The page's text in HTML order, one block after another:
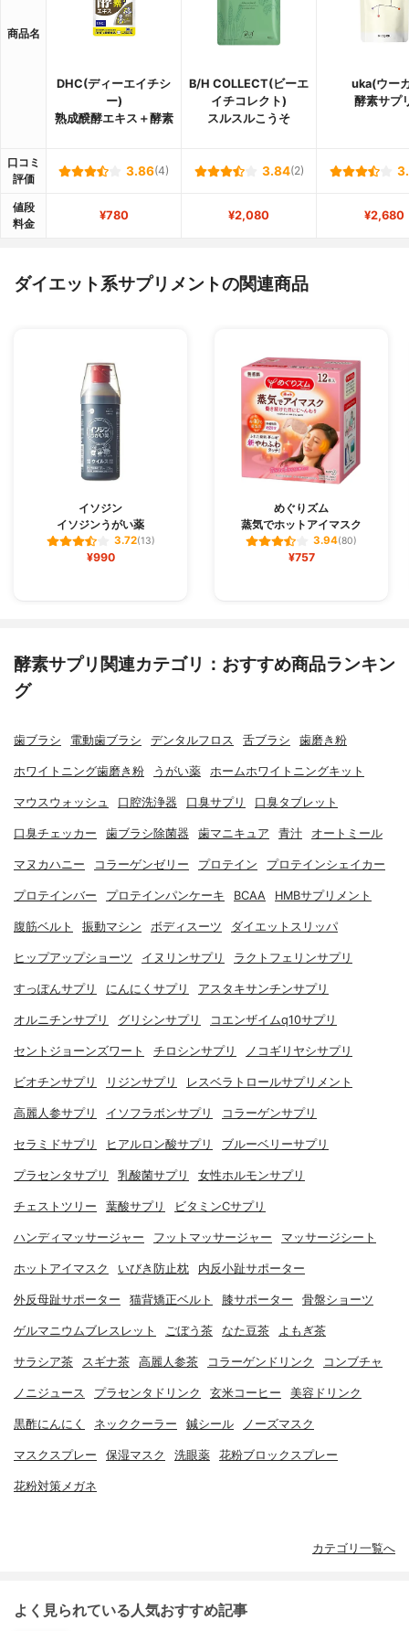
商品名
DHC(ディーエイチシ
ー)
熟成醗酵エキス＋酵素
B/H COLLECT(ビーエ
イチコレクト)
スルスルこうそ
uka(ウー
酵素サプ
口コミ
評価
3.86(4) 3.84(2)
値段
料金
¥780 ¥2,080 ¥2,680
ダイエット系サプリメントの関連商品
イソジン
イソジンうがい薬
3.72(13)
¥990
めぐりズム
蒸気でホットアイマスク
3.94(80)
¥757
酵素サプリ関連カテゴリ：おすすめ商品ランキン
グ
歯ブラシ 電動歯ブラシ デンタルフロス 舌ブラシ 歯磨き粉
ホワイトニング歯磨き粉 うがい薬 ホームホワイトニングキット
マウスウォッシュ 口腔洗浄器 口臭サプリ 口臭タブレット
口臭チェッカー 歯ブラシ除菌器 歯マニキュア 青汁 オートミール
マヌカハニー コラーゲンゼリー プロテイン プロテインシェイカー
プロテインバー プロテインパンケーキ BCAA HMBサプリメント
腹筋ベルト 振動マシン ボディスーツ ダイエットスリッパ
ヒップアップショーツ イヌリンサプリ ラクトフェリンサプリ
すっぽんサプリ にんにくサプリ アスタキサンチンサプリ
オルニチンサプリ グリシンサプリ コエンザイムq10サプリ
セントジョーンズワート チロシンサプリ ノコギリヤシサプリ
ビオチンサプリ リジンサプリ レスベラトロールサプリメント
高麗人参サプリ イソフラボンサプリ コラーゲンサプリ
セラミドサプリ ヒアルロン酸サプリ ブルーベリーサプリ
プラセンタサプリ 乳酸菌サプリ 女性ホルモンサプリ
チェストツリー 葉酸サプリ ビタミンCサプリ
ハンディマッサージャー フットマッサージャー マッサージシート
ホットアイマスク いびき防止枕 内反小趾サポーター
外反母趾サポーター 猫背矯正ベルト 膝サポーター 骨盤ショーツ
ゲルマニウムブレスレット ごぼう茶 なた豆茶 よもぎ茶
サラシア茶 スギナ茶 高麗人参茶 コラーゲンドリンク コンブチャ
ノニジュース プラセンタドリンク 玄米コーヒー 美容ドリンク
黒酢にんにく ネッククーラー 鍼シール ノーズマスク
マスクスプレー 保湿マスク 洗眼薬 花粉ブロックスプレー
花粉対策メガネ
カテゴリ一覧へ
よく見られている人気おすすめ記事